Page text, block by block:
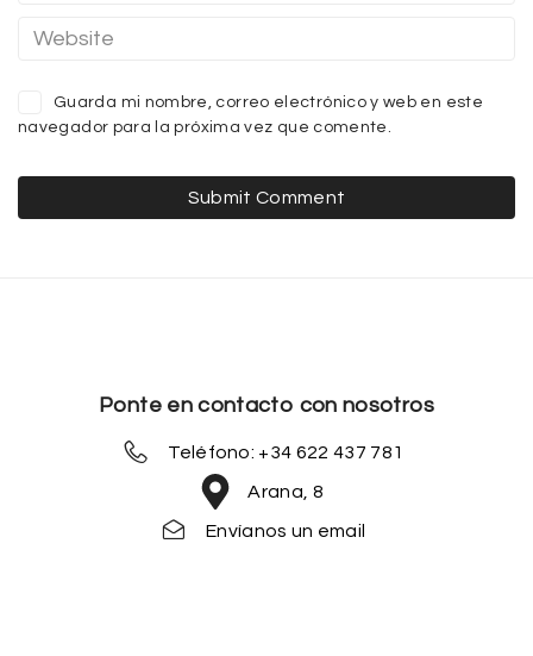
Guarda mi nombre, correo electrónico y web en este
navegador para la próxima vez que comente.
Ponte en contacto con nosotros
Teléfono: +34 622 437 781
Arana, 8
Envíanos un email